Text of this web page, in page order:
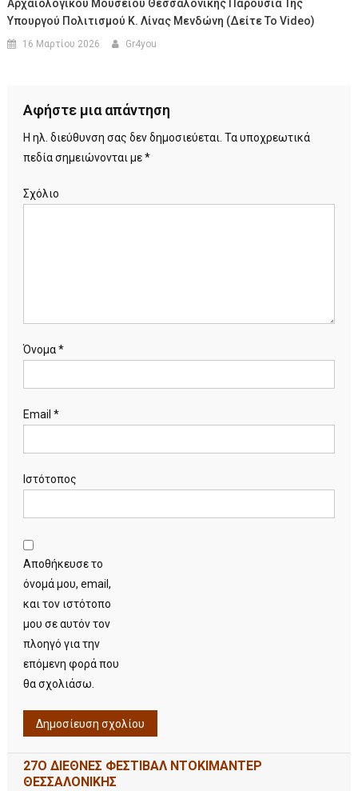
Αρχαιολογικού Μουσείου Θεσσαλονίκης Παρουσία Της
Υπουργού Πολιτισμού Κ. Λίνας Μενδώνη (Δείτε Το Video)
16 Μαρτίου 2026 Gr4you
Αφήστε μια απάντηση
Η ηλ. διεύθυνση σας δεν δημοσιεύεται. Τα υποχρεωτικά
πεδία σημειώνονται με*
Σχόλιο
Όνομα*
Email *
Ιστότοπος
Αποθήκευσε το
όνομά μου, email,
και τον ιστότοπο
μου σε αυτόν τον
πλοηγό για την
επόμενη φορά που
θα σχολιάσω.
27Ο ΔΙΕΘΝΕΣ ΦΕΣΤΙΒΑΛ ΝΤΟΚΙΜΑΝΤΕΡ
ΘΕΣΣΑΛΟΝΙΚΗΣ